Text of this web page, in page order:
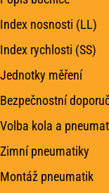
Index nosnosti (LL)
Index rychlosti (SS)
Jednotky měření
Bezpečnostní
Volba kola a
Zimní pneumatiky
Montáž pneumatik